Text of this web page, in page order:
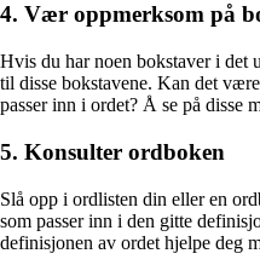
4. Vær oppmerksom på
Hvis du har noen bokstaver i det
til disse bokstavene. Kan det
passer inn i ordet? Å se på disse
5. Konsulter ordboken
Slå opp i ordlisten din eller en
som passer inn i den gitte
definisjonen av ordet hjelpe deg